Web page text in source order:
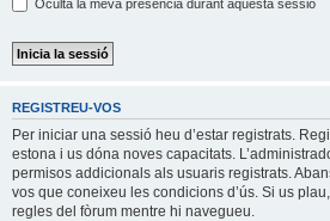
Oculta la meva presència durant aquesta sessió
REGISTREU-VOS
Per iniciar una sessió heu d’estar registrats.
estona i us dóna noves capacitats.
permisos addicionals als usuaris registrats.
vos que coneixeu les condicions d’ús. Si us
regles del fòrum mentre hi navegueu.